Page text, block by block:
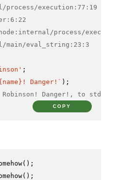
execution:77:19
process/
eval_string:23:3
! Danger!`
Danger!, to stderr
COPY